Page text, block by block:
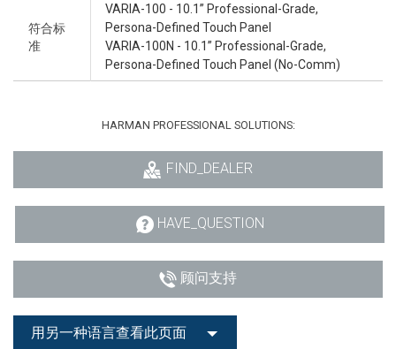
符合标
准
VARIA-100 - 10.1” Professional-Grade,
Persona-Defined Touch Panel
VARIA-100N - 10.1” Professional-Grade,
Persona-Defined Touch Panel (No-Comm)
HARMAN PROFESSIONAL SOLUTIONS:
FIND_DEALER
HAVE_QUESTION
顾问支持
用另一种语言查看此页面